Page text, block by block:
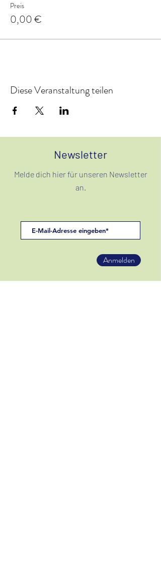
Preis
0,00 €
Diese Veranstaltung teilen
Newsletter
Melde dich hier für unseren Newsletter
an.
Anmelden